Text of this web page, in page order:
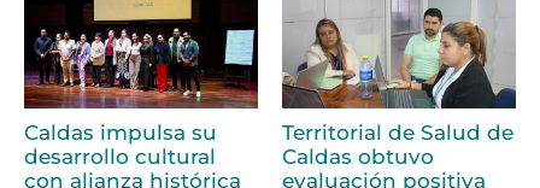
Caldas impulsa su
desarrollo cultural
con alianza histórica
Territorial de Salud de
Caldas obtuvo
evaluación positiva